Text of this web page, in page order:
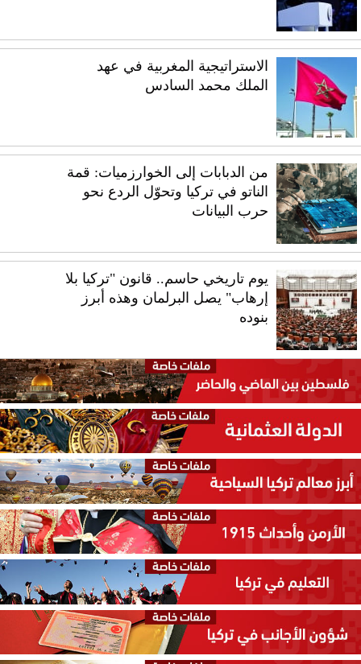
الاستراتيجية المغربية في عهد
الملك محمد السادس
من الدبابات إلى الخوارزميات: قمة
الناتو في تركيا وتحوّل الردع نحو
حرب البيانات
يوم تاريخي حاسم.. قانون "تركيا بلا
إرهاب" يصل البرلمان وهذه أبرز
بنوده